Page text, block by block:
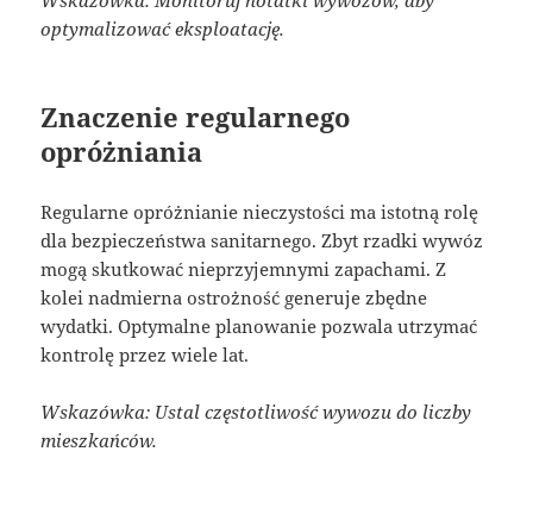
optymalizować eksploatację.
Znaczenie regularnego
opróżniania
Regularne opróżnianie nieczystości ma istotną rolę
dla bezpieczeństwa sanitarnego. Zbyt rzadki wywóz
mogą skutkować nieprzyjemnymi zapachami. Z
kolei nadmierna ostrożność generuje zbędne
wydatki. Optymalne planowanie pozwala utrzymać
kontrolę przez wiele lat.
Wskazówka: Ustal częstotliwość wywozu do liczby
mieszkańców.